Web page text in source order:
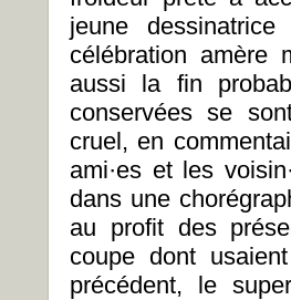
jeune
célébration amère
aussi la fin
conservées se
cruel, en
ami·es et les
dans une
au profit des
coupe dont
précédent, le